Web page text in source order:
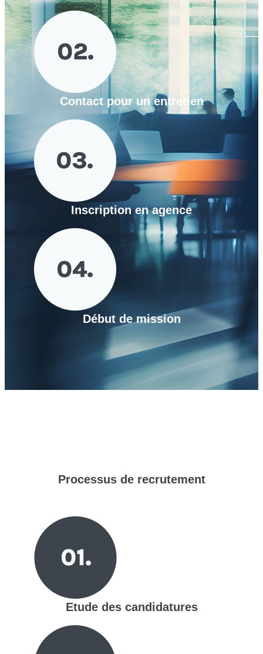
Contact pour un entretien
Inscription en agence
Début de mission
Processus de recrutement
Etude des candidatures